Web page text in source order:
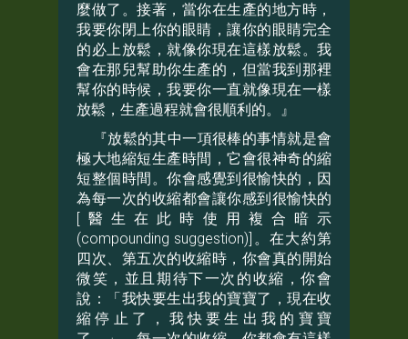
麼做了。接著，當你在生產的地方時，
我要你閉上你的眼睛，讓你的眼睛完全
的必上放鬆，就像你現在這樣放鬆。我
會在那兒幫助你生產的，但當我到那裡
幫你的時候，我要你一直就像現在一樣
放鬆，生產過程就會很順利的。』
『放鬆的其中一項很棒的事情就是會
極大地縮短生產時間，它會很神奇的縮
短整個時間。你會感覺到很愉快的，因
為每一次的收縮都會讓你感到很愉快的
[醫生在此時使用複合暗示
(compounding suggestion)]。在大約第
四次、第五次的收縮時，你會真的開始
微笑，並且期待下一次的收縮，你會
說：「我快要生出我的寶寶了，現在收
縮停止了，我快要生出我的寶寶